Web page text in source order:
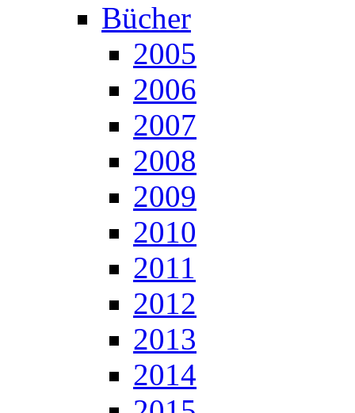
Bücher
2005
2006
2007
2008
2009
2010
2011
2012
2013
2014